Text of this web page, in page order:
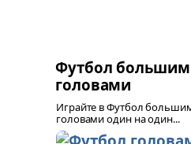
Футбол
головами
Играйте в Футбол
головами один на один...